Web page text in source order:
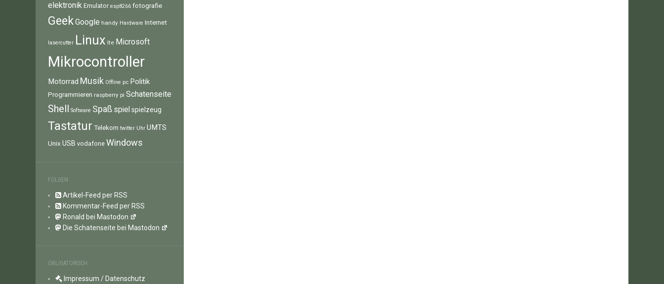
elektronik Emulator esp8266 fotografie
GeekGoogle handy Hardware Internet
lasercutter Linux lte Microsoft
Mikrocontroller
Motorrad Musik Offline pc Politik
Programmieren raspberry pi Schatenseite
Shell Software Spaß spiel spielzeug
Tastatur Telekom twitter Uhr UMTS
Unix USB vodafone Windows
FOLGEN
Artikel-Feed per RSS
Kommentar-Feed per RSS
Ronald bei Mastodon
Die Schatenseite bei Mastodon
OBLIGATORISCH
Impressum / Datenschutz